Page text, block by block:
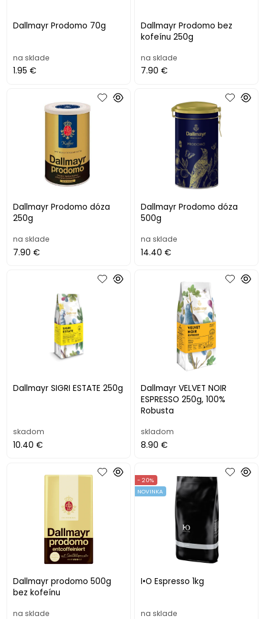
Dallmayr Prodomo 70g
na sklade
1.95 €
Dallmayr Prodomo bez
kofeínu 250g
na sklade
7.90 €
Dallmayr Prodomo dóza
250g
na sklade
7.90 €
Dallmayr Prodomo dóza
500g
na sklade
14.40 €
Dallmayr SIGRI ESTATE 250g
skadom
10.40 €
Dallmayr VELVET NOIR
ESPRESSO 250g, 100%
Robusta
skladom
8.90 €
Dallmayr prodomo 500g
bez kofeínu
na sklade
I•O Espresso 1kg
- 20%
NOVINKA
na sklade